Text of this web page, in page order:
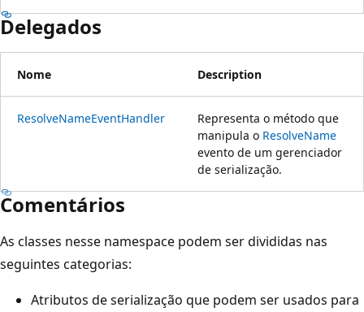
Delegados
Nome Description
ResolveNameEventHandler
Representa o método que
manipula o ResolveName
evento de um gerenciador
de serialização.
Comentários
As classes nesse namespace podem ser divididas nas
seguintes categorias:
Atributos de serialização que podem ser usados para